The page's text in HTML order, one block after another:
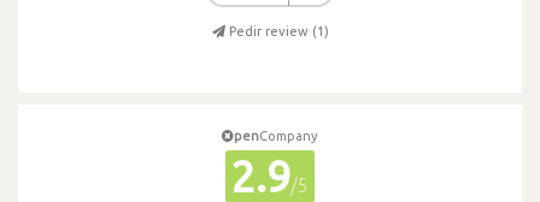
Pedir review (1)
penCompany
2.9/5